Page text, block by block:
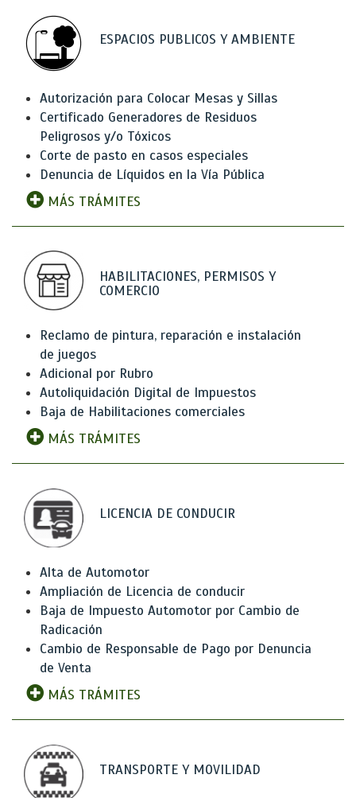
ESPACIOS PUBLICOS Y AMBIENTE
Autorización para Colocar Mesas y Sillas
Certificado Generadores de Residuos
Peligrosos y/o Tóxicos
Corte de pasto en casos especiales
Denuncia de Líquidos en la Vía Pública
MÁS TRÁMITES
HABILITACIONES, PERMISOS Y
COMERCIO
Reclamo de pintura, reparación e instalación
de juegos
Adicional por Rubro
Autoliquidación Digital de Impuestos
Baja de Habilitaciones comerciales
MÁS TRÁMITES
LICENCIA DE CONDUCIR
Alta de Automotor
Ampliación de Licencia de conducir
Baja de Impuesto Automotor por Cambio de
Radicación
Cambio de Responsable de Pago por Denuncia
de Venta
MÁS TRÁMITES
TRANSPORTE Y MOVILIDAD